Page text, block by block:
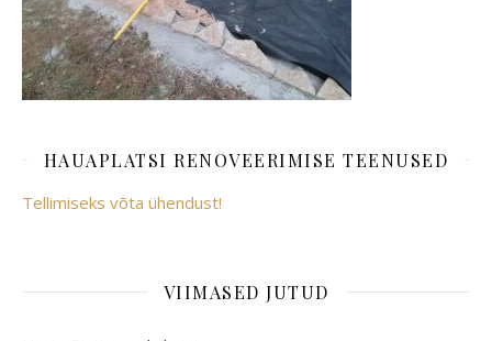
HAUAPLATSI RENOVEERIMISE TEENUSED
Tellimiseks võta ühendust!
VIIMASED JUTUD